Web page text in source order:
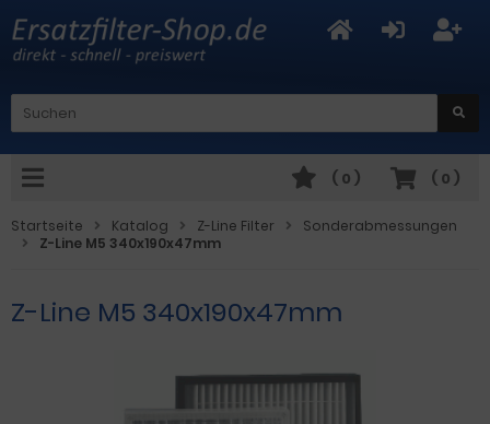
( 0 )
( 0 )
Startseite Katalog Z-Line Filter
Sonderabmessungen
Z-Line M5 340x190x47mm
Z-Line M5 340x190x47mm